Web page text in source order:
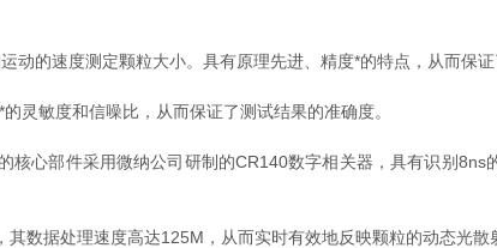
速度测定颗粒大小。具有原理先进、精度*的特点，从而保证
敏度和信噪比，从而保证了测试结果的准确度。
部件采用微纳公司研制的CR140数字相关器，具有识别8ns
据处理速度高达125M，从而实时有效地反映颗粒的动态光散